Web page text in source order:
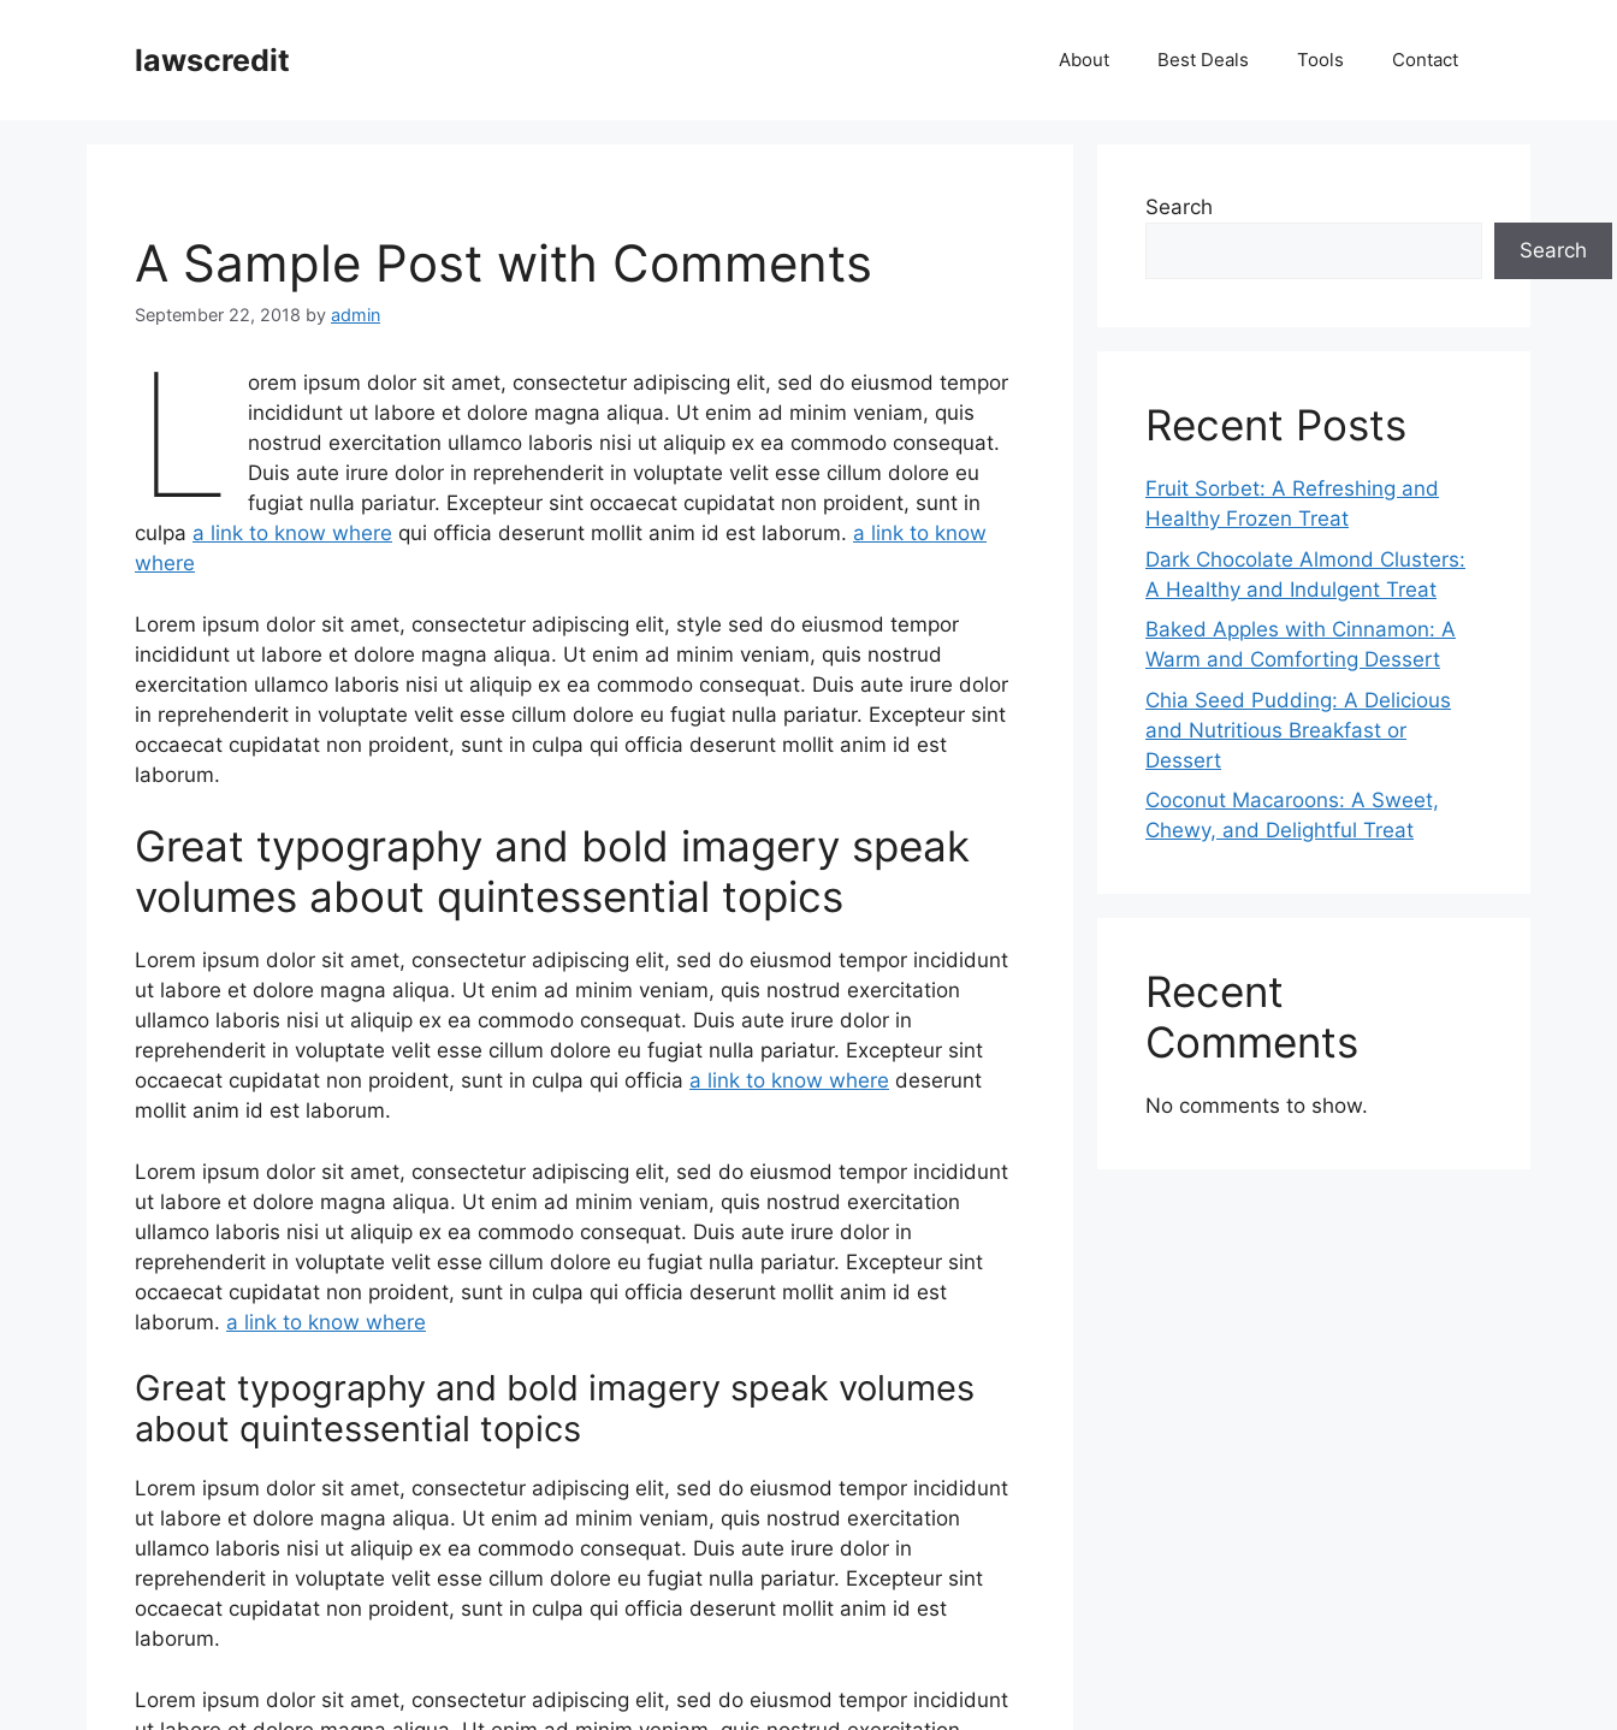
lawscredit About Best Deals Tools Contact
A Sample Post with Comments
September 22, 2018 by admin
L
orem ipsum dolor sit amet, consectetur adipiscing elit, sed do eiusmod tempor
incididunt ut labore et dolore magna aliqua. Ut enim ad minim veniam, quis
nostrud exercitation ullamco laboris nisi ut aliquip ex ea commodo consequat.
Duis aute irure dolor in reprehenderit in voluptate velit esse cillum dolore eu
fugiat nulla pariatur. Excepteur sint occaecat cupidatat non proident, sunt in
culpa a link to know where qui officia deserunt mollit anim id est laborum. a link to know
where
Lorem ipsum dolor sit amet, consectetur adipiscing elit, style sed do eiusmod tempor
incididunt ut labore et dolore magna aliqua. Ut enim ad minim veniam, quis nostrud
exercitation ullamco laboris nisi ut aliquip ex ea commodo consequat. Duis aute irure dolor
in reprehenderit in voluptate velit esse cillum dolore eu fugiat nulla pariatur. Excepteur sint
occaecat cupidatat non proident, sunt in culpa qui officia deserunt mollit anim id est
laborum.
Great typography and bold imagery speak
volumes about quintessential topics
Lorem ipsum dolor sit amet, consectetur adipiscing elit, sed do eiusmod tempor incididunt
ut labore et dolore magna aliqua. Ut enim ad minim veniam, quis nostrud exercitation
ullamco laboris nisi ut aliquip ex ea commodo consequat. Duis aute irure dolor in
reprehenderit in voluptate velit esse cillum dolore eu fugiat nulla pariatur. Excepteur sint
occaecat cupidatat non proident, sunt in culpa qui officia a link to know where deserunt
mollit anim id est laborum.
Lorem ipsum dolor sit amet, consectetur adipiscing elit, sed do eiusmod tempor incididunt
ut labore et dolore magna aliqua. Ut enim ad minim veniam, quis nostrud exercitation
ullamco laboris nisi ut aliquip ex ea commodo consequat. Duis aute irure dolor in
reprehenderit in voluptate velit esse cillum dolore eu fugiat nulla pariatur. Excepteur sint
occaecat cupidatat non proident, sunt in culpa qui officia deserunt mollit anim id est
laborum. a link to know where
Great typography and bold imagery speak volumes
about quintessential topics
Lorem ipsum dolor sit amet, consectetur adipiscing elit, sed do eiusmod tempor incididunt
ut labore et dolore magna aliqua. Ut enim ad minim veniam, quis nostrud exercitation
ullamco laboris nisi ut aliquip ex ea commodo consequat. Duis aute irure dolor in
reprehenderit in voluptate velit esse cillum dolore eu fugiat nulla pariatur. Excepteur sint
occaecat cupidatat non proident, sunt in culpa qui officia deserunt mollit anim id est
laborum.
Lorem ipsum dolor sit amet, consectetur adipiscing elit, sed do eiusmod tempor incididunt
Search
Search
Recent Posts
Fruit Sorbet: A Refreshing and
Healthy Frozen Treat
Dark Chocolate Almond Clusters:
A Healthy and Indulgent Treat
Baked Apples with Cinnamon: A
Warm and Comforting Dessert
Chia Seed Pudding: A Delicious
and Nutritious Breakfast or
Dessert
Coconut Macaroons: A Sweet,
Chewy, and Delightful Treat
Recent
Comments
No comments to show.